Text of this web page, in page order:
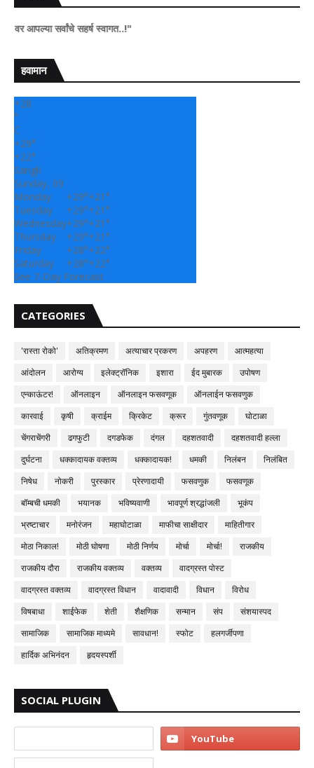
सर्वांचे सहर्ष स्वागत..!"
हवामान
+28
°
C
+29°
+22°
Sangli
Sunday, 09
Monday
+29°+21°
Tuesday
+29°+21°
Wednesday+29°+21°
Thursday
+29°+21°
Friday
+28°+22°
Saturday
+28°+22°
See 7-Day Forecast
CATEGORIES
'रास्ता रोको' अतिक्रमण अत्याचार प्रकरण अपहरण
आत्महत्या
आंदोलन
आरोग्य इलेक्ट्रॉनिक इशारा ईद मुबारक
उपोषण
एन्काऊंटर!
ऑनलाइन ऑनलाइन फसवणूक
ऑनलाईन फसवणुक
कारवाई
कृषी क्राईम क्रिकेट क्रूर गुंतवणूक
घोटाळा
चेंगराचेंगरी
ढगफुटी दगडफेक दंगल दहशतवादी
दहशतवादी हल्ला
दुर्घटना
धक्कादायक वक्तव्य धक्कादायक! धमकी निलंबन
निलंबित
निषेध
नोकरी पुरस्कार प्रेरणादायी फसवणुक
फसवणूक
बॉम्बची धमकी
भयानक भविष्यवाणी भावपूर्ण श्रद्धांजली
भूकंप
भ्रष्टाचार
मनोरंजन महाघोटाळा माफीचा साक्षीदार
माहितीगार
मोठा निकाल!
मोठी घोषणा मोठी निर्णय मोर्चा मोर्चा!
राजकीय
राजकीय दौरा
राजकीय वक्तव्य वक्तव्य
वादग्रस्त पोस्ट
वादग्रस्त वक्तव्य
वादग्रस्त विधान वादावादी विधान
विरोध
विषबाधा
शाईफेक शेती शैक्षणिक सन्मान संप
संशयास्पद
सामाजिक
सामाजिक माध्यमे सावधान! स्फोट
हलगर्जीपणा
हार्दिक अभिनंदन
हृदयस्पर्शी
SOCIAL PLUGIN